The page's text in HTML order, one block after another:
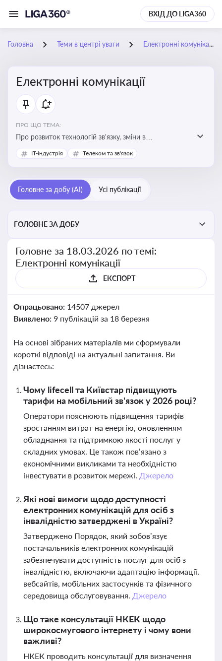
ВХІД ДО LIGA360
Головна Теми в центрі уваги Електронні комунікації
Електронні комунікації
ПРО ЩО ТЕМА:
Про розвиток технологій зв'язку, зміни в
законодавстві, регулювання ринку телекомунікацій,
інновації в сфері мобільних та інтернет-послуг
IT-індустрія Телеком та зв'язок
Головне за добу (AI) Усі публікації
ГОЛОВНЕ ЗА ДОБУ
Головне за 18.03.2026 по темі:
Електронні комунікації
ЕКСПОРТ
Опрацьовано: 14507 джерел
Виявлено: 9 публікацій за 18 березня
На основі зібраних матеріалів ми сформували
короткі відповіді на актуальні запитання. Ви
дізнаєтесь:
Чому lifecell та Київстар підвищують
тарифи на мобільний зв'язок у 2026 році?
Оператори пояснюють підвищення тарифів
зростанням витрат на енергію, оновленням
обладнання та підтримкою якості послуг у
складних умовах. Це також пов’язано з
економічними викликами та необхідністю
інвестувати в розвиток мережі. Джерело
Які нові вимоги щодо доступності
електронних комунікацій для осіб з
інвалідністю затверджені в Україні?
Затверджено Порядок, який зобов’язує
постачальників електронних комунікацій
забезпечувати доступність послуг для осіб з
інвалідністю, включаючи адаптацію інформації,
вебсайтів, мобільних застосунків та фізичного
середовища обслуговування. Джерело
Що таке консультації НКЕК щодо
широкосмугового інтернету і чому вони
важливі?
НКЕК проводить консультації для визначення